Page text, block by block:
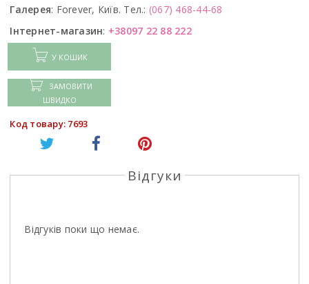
Галерея: Forever, Київ. Тел.: (067) 468-44-68
Інтернет-магазин: +38097 22 88 222
У КОШИК
ЗАМОВИТИ
ШВИДКО
Код товару: 7693
Відгуки
Відгуків поки що немає.